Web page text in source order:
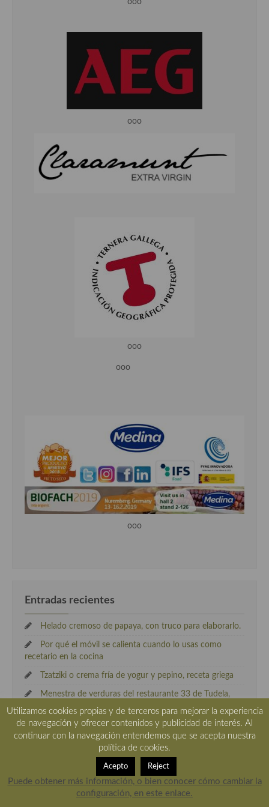
ooo
ooo
ooo
ooo
Entradas recientes
Helado cremoso de papaya, con truco para elaborarlo.
Por qué el móvil se calienta cuando lo usas como
recetario en la cocina
Tzatziki o crema fría de yogur y pepino, receta griega
Menestra de verduras del restaurante 33 de Tudela,
receta paso a paso.
Solomillo de cerdo ibérico con toque de café y pétalos
rosas
Utilizamos cookies propias y de terceros para mejorar la experiencia
de navegación y ofrecer contenidos y publicidad de interés. Al
continuar con la navegación entendemos que se acepta nuestra
política de cookies.
Acepto Reject
Puede obtener más información, o bien conocer cómo cambiar la
configuración, en este enlace.